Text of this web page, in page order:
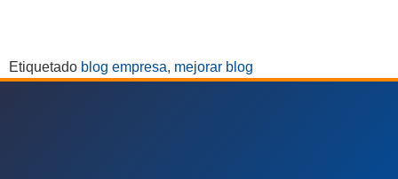
Etiquetado blog empresa, mejorar blog